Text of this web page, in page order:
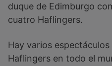
duque de Edimburgo
cuatro Haflingers.
Hay varios
Haflingers en todo el